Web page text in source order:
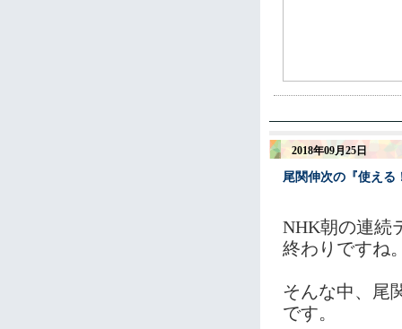
2018年09月25日
尾関伸次の『使え
NHK朝の連続
終わりですね
そんな中、尾
です。